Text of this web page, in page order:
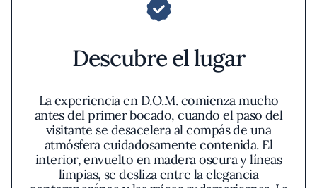
Descubre el lugar
La experiencia en D.O.M. comienza mucho
antes del primer bocado, cuando el paso del
visitante se desacelera al compás de una
atmósfera cuidadosamente contenida. El
interior, envuelto en madera oscura y líneas
limpias, se desliza entre la elegancia